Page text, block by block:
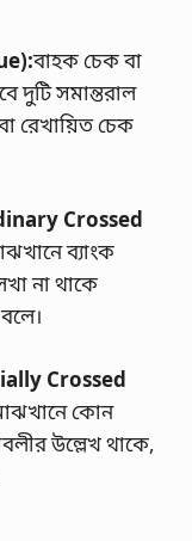
):বাহক চেক বা
সমান্তরাল
রেখায়িত চেক
Crossed
ব্যাংক
না থাকে
Crossed
কোন
উল্লেখ থাকে,